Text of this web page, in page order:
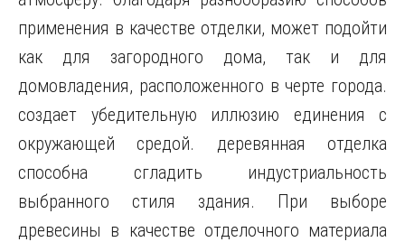
применения в качестве отделки, может подойти
как для загородного дома, так и для
домовладения, расположенного в черте города.
создает убедительную иллюзию единения с
окружающей средой. деревянная отделка
способна сгладить индустриальность
выбранного стиля здания. При выборе
древесины в качестве отделочного материала